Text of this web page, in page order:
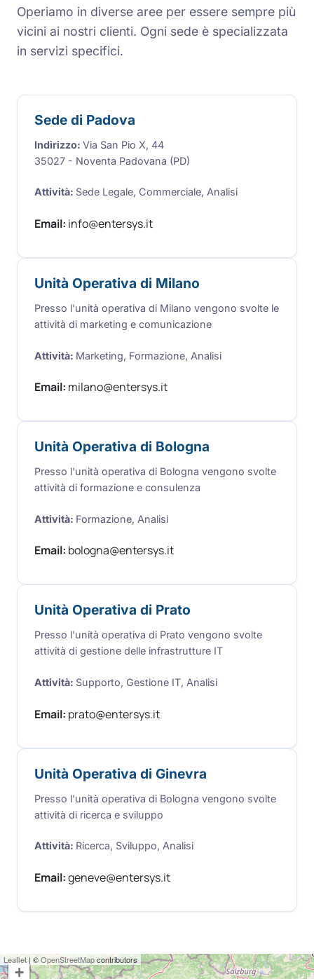
Operiamo in diverse aree per essere sempre più
vicini ai nostri clienti. Ogni sede è specializzata
in servizi specifici.
Sede di Padova
Indirizzo: Via San Pio X, 44
35027 - Noventa Padovana (PD)
Attività: Sede Legale, Commerciale, Analisi
Email: info@entersys.it
Unità Operativa di Milano
Presso l'unità operativa di Milano vengono svolte le
attività di marketing e comunicazione
Attività: Marketing, Formazione, Analisi
Email: milano@entersys.it
Unità Operativa di Bologna
Presso l'unità operativa di Bologna vengono svolte
attività di formazione e consulenza
Attività: Formazione, Analisi
Email: bologna@entersys.it​
Unità Operativa di Prato
Presso l'unità operativa di Prato vengono svolte
attività di gestione delle infrastrutture IT
Attività: Supporto, Gestione IT, Analisi
Email: prato@entersys.it​
Unità Operativa di Ginevra
Presso l'unità operativa di Bologna vengono svolte
attività di ricerca e sviluppo
Attività: Ricerca, Sviluppo, Analisi
Email:geneve@entersys.it​
+
Leaflet | ©OpenStreetMapcontributors